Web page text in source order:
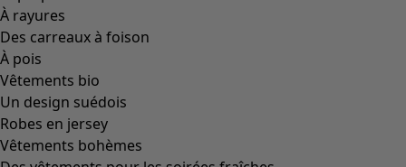
À rayures
Des carreaux à foison
À pois
Vêtements bio
Un design suédois
Robes en jersey
Vêtements bohèmes